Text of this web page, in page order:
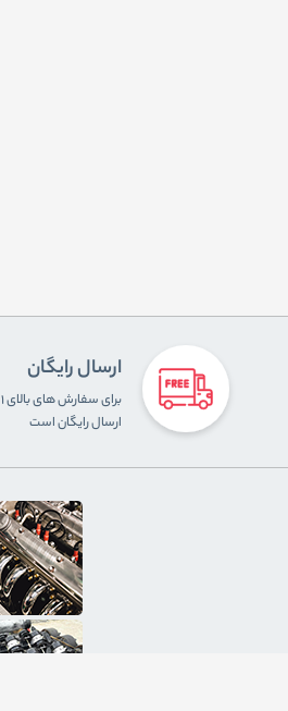
ارسال رایگان
ارسال رایگان است